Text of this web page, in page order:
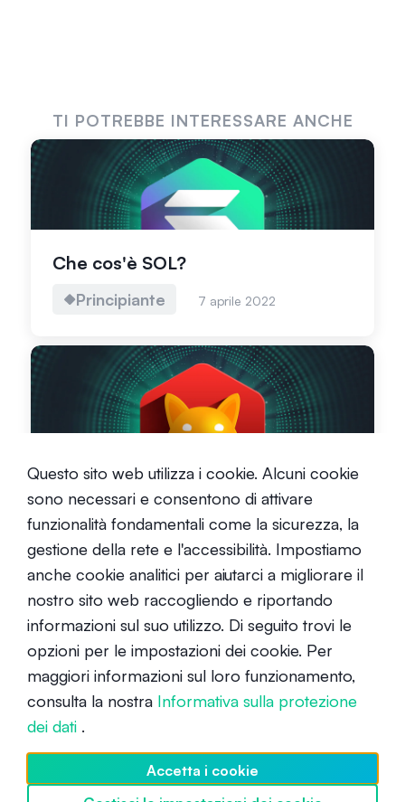
TI POTREBBE INTERESSARE ANCHE
Che cos'è SOL?
Principiante 7 aprile 2022
Che cos'è Shiba Inu (SHIB)?
Principiante 19 ottobre 2022
Che cos'è PancakeSwap?
Principiante 26 marzo 2022
Questo sito web utilizza i cookie. Alcuni cookie
sono necessari e consentono di attivare
funzionalità fondamentali come la sicurezza, la
gestione della rete e l'accessibilità. Impostiamo
anche cookie analitici per aiutarci a migliorare il
nostro sito web raccogliendo e riportando
informazioni sul suo utilizzo. Di seguito trovi le
opzioni per le impostazioni dei cookie. Per
maggiori informazioni sul loro funzionamento,
consulta la nostra Informativa sulla protezione
dei dati .
Accetta i cookie